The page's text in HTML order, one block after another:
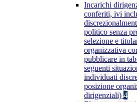
Incarichi
conferiti, ivi
politico senza
selezione e
organizzativa
pubblicare in
seguenti
individuati
posizione
dirigenziali) 4